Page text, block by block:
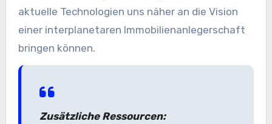
aktuelle Technologien uns näher an die Vision
einer interplanetaren Immobilienanlegerschaft
bringen können.
Zusätzliche Ressourcen: